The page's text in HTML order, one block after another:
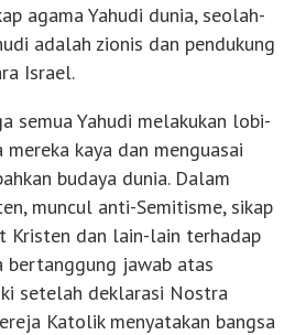
agama Yahudi dunia, seolah-
adalah zionis dan pendukung
Israel.
semua Yahudi melakukan lobi-
kaya dan menguasai
budaya dunia. Dalam
muncul anti-Semitisme, sikap
Kristen dan lain-lain terhadap
bertanggung jawab atas
setelah deklarasi Nostra
Katolik menyatakan bangsa